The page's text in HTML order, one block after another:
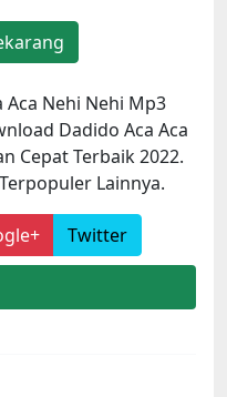
Nehi Nehi Mp3
Dadido Aca Aca
Cepat Terbaik 2022.
Lainnya.
Twitter